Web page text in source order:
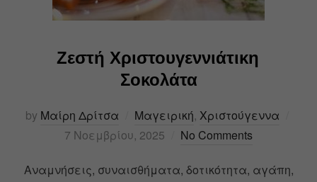
Ζεστή Χριστουγεννιάτικη
Σοκολάτα
by Μαίρη Δρίτσα Μαγειρική, Χριστούγεννα
7 Νοεμβρίου, 2025
No Comments
Αναμνήσεις, συναισθήματα, δοτικότητα, αγάπη,